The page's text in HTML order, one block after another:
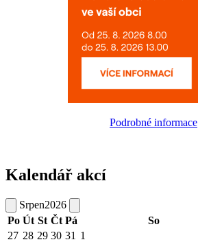
Podrobné informace
Kalendář akcí
Srpen2026
Po Út St Čt Pá So
27 28 29 30 31 1